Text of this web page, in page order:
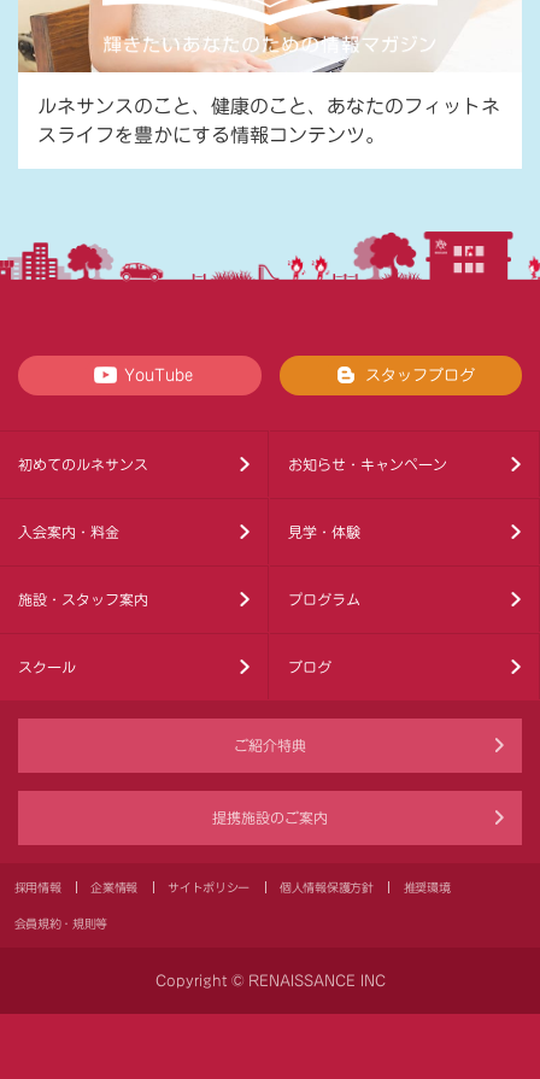
ルネサンスのこと、健康のこと、あなたのフィットネ
スライフを豊かにする情報コンテンツ。
YouTube スタッフブログ
初めてのルネサンス お知らせ・キャンペーン
入会案内・料金 見学・体験
施設・スタッフ案内 プログラム
スクール ブログ
ご紹介特典
提携施設のご案内
採用情報 企業情報 サイトポリシー 個人情報保護方針 推奨環境
会員規約・規則等
Copyright © RENAISSANCE INC